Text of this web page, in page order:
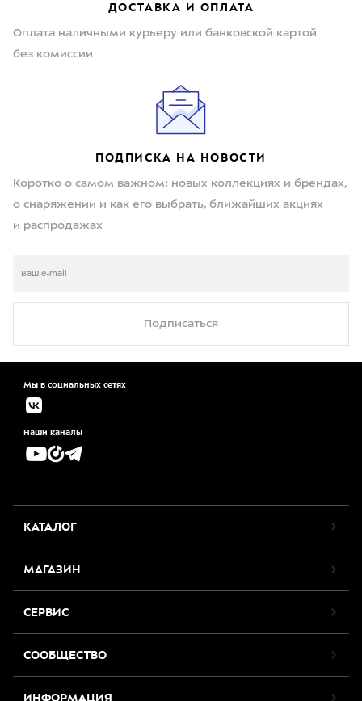
ДОСТАВКА И ОПЛАТА
Оплата наличными курьеру или банковской картой
без комиссии
ПОДПИСКА НА НОВОСТИ
Коротко о самом важном: новых коллекциях и брендах,
о снаряжении и как его выбрать, ближайших акциях
и распродажах
Подписаться
Мы в социальных сетях
Наши каналы
КАТАЛОГ
МАГАЗИН
СЕРВИС
СООБЩЕСТВО
ИНФОРМАЦИЯ